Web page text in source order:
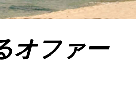
オファー